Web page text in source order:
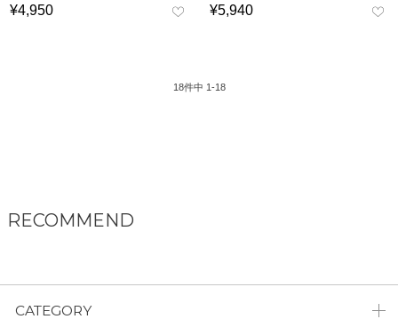
¥4,950
¥5,940
18件中 1-18
RECOMMEND
CATEGORY